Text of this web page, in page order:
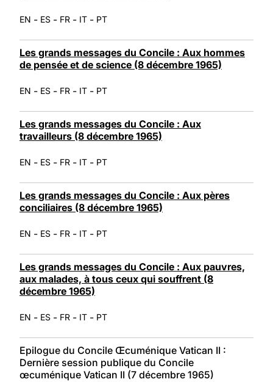
EN - ES - FR - IT - PT
Les grands messages du Concile : Aux hommes
de pensée et de science (8 décembre 1965)
EN - ES - FR - IT - PT
Les grands messages du Concile : Aux
travailleurs (8 décembre 1965)
EN - ES - FR - IT - PT
Les grands messages du Concile : Aux pères
conciliaires (8 décembre 1965)
EN - ES - FR - IT - PT
Les grands messages du Concile : Aux pauvres,
aux malades, à tous ceux qui souffrent (8
décembre 1965)
EN - ES - FR - IT - PT
Epilogue du Concile Œcuménique Vatican II :
Dernière session publique du Concile
œcuménique Vatican II (7 décembre 1965)